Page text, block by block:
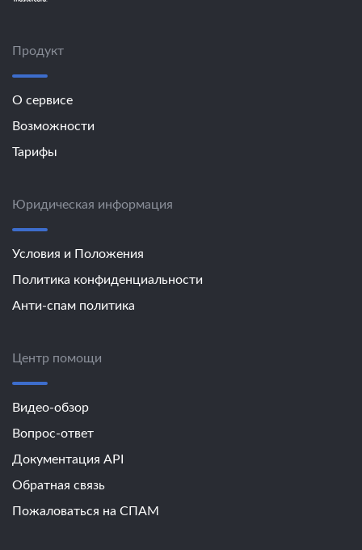
Продукт
О сервисе
Возможности
Тарифы
Юридическая информация
Условия и Положения
Политика конфиденциальности
Анти-спам политика
Центр помощи
Видео-обзор
Вопрос-ответ
Документация API
Обратная связь
Пожаловаться на СПАМ